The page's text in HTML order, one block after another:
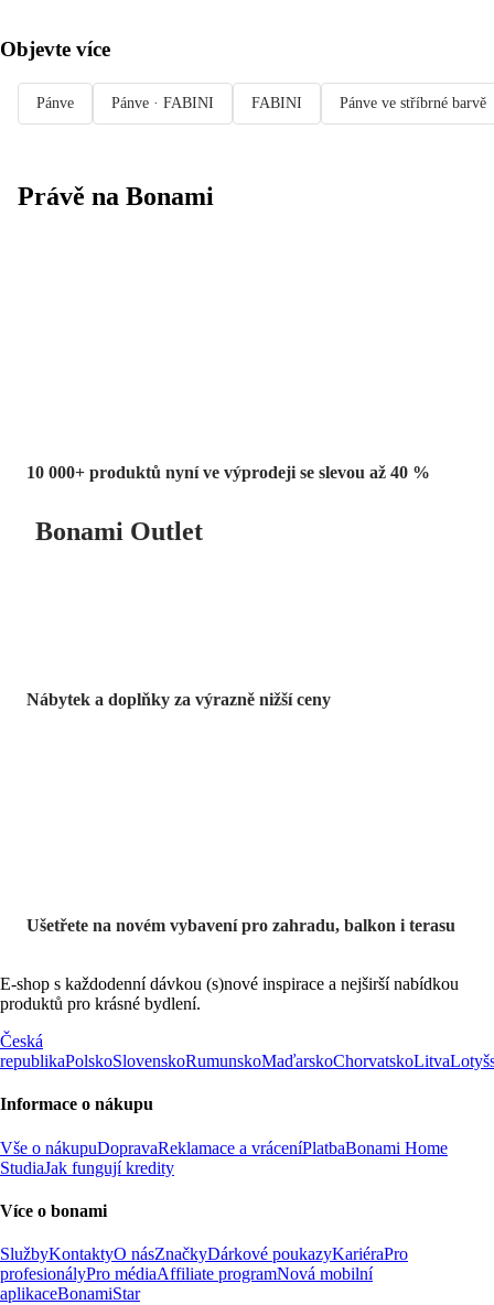
Objevte více
Pánve Pánve · FABINI FABINI Pánve ve stříbrné barvě
Právě na Bonami
10 000+ produktů nyní ve výprodeji se slevou až 40 %
Bonami Outlet
Nábytek a doplňky za výrazně nižší ceny
Ušetřete na novém vybavení pro zahradu, balkon i terasu
E-shop s každodenní dávkou (s)nové inspirace a nejširší nabídkou
produktů pro krásné bydlení.
Česká
republikaPolskoSlovenskoRumunskoMaďarskoChorvatskoLitva
Informace o nákupu
Vše o nákupuDopravaReklamace a vráceníPlatbaBonami Home
StudiaJak fungují kredity
Více o bonami
SlužbyKontaktyO násZnačkyDárkové poukazyKariéraPro
profesionályPro médiaAffiliate programNová mobilní
aplikaceBonamiStar